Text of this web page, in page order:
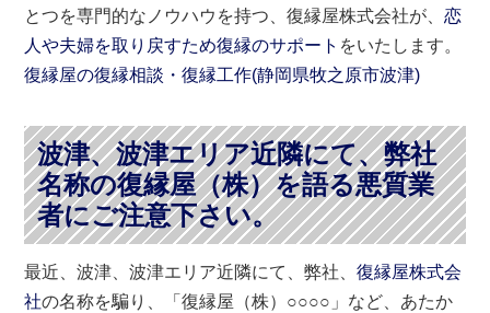
とつを専門的なノウハウを持つ、復縁屋株式会社が、恋
人や夫婦を取り戻すため復縁のサポート をいたします。
復縁屋の復縁相談・復縁工作(静岡県牧之原市波津)
波津、波津エリア近隣にて、弊社
名称の復縁屋（株）を語る悪質業
者にご注意下さい。
最近、波津、波津エリア近隣にて、弊社、復縁屋株式会
社の名称を騙り、「復縁屋（株）○○○○」など、あたか